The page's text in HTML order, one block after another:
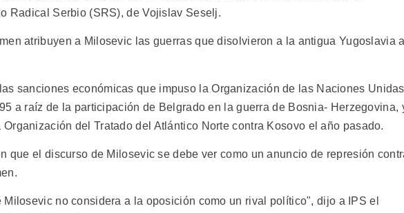
Radical Serbio (SRS), de Vojislav Seselj.
atribuyen a Milosevic las guerras que disolvieron a la antigua Yugoslavia
sanciones económicas que impuso la Organización de las Naciones Unidas
a raíz de la participación de Belgrado en la guerra de Bosnia- Herzegovina,
del Tratado del Atlántico Norte contra Kosovo el año pasado.
que el discurso de Milosevic se debe ver como un anuncio de represión
no considera a la oposición como un rival político", dijo a IPS el